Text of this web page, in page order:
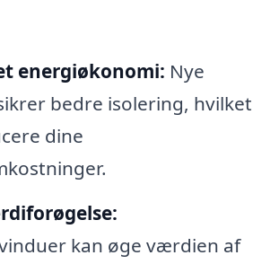
energiøkonomi: Nye
bedre isolering, hvilket
dine
kan øge værdien af